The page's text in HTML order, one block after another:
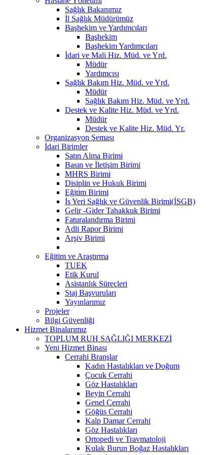
Sağlık Bakanımız
İl Sağlık Müdürümüz
Başhekim ve Yardımcıları
Başhekim
Başhekim Yardımcıları
İdari ve Mali Hiz. Müd. ve Yrd.
Müdür
Yardımcısı
Sağlık Bakım Hiz. Müd. ve Yrd.
Müdür
Sağlık Bakım Hiz. Müd. ve Yrd.
Destek ve Kalite Hiz. Müd. ve Yrd.
Müdür
Destek ve Kalite Hiz. Müd. Yr.
Organizasyon Şeması
İdari Birimler
Satın Alma Birimi
Basın ve İletişim Birimi
MHRS Birimi
Disiplin ve Hukuk Birimi
Eğitim Birimi
İş Yeri Sağlık ve Güvenlik Birimi(İSGB)
Gelir -Gider Tahakkuk Birimi
Faturalandırma Birimi
Adli Rapor Birimi
Arşiv Birimi
Eğitim ve Araştırma
TUEK
Etik Kurul
Asistanlık Süreçleri
Staj Başvuruları
Yayınlarımız
Projeler
Bilgi Güvenliği
Hizmet Binalarımız
TOPLUM RUH SAĞLIĞI MERKEZİ
Yeni Hizmet Binası
Cerrahi Branşlar
Kadın Hastalıkları ve Doğum
Çocuk Cerrahi
Göz Hastalıkları
Beyin Cerrahi
Genel Cerrahi
Göğüs Cerrahi
Kalp Damar Cerrahi
Göz Hastalıkları
Ortopedi ve Travmatoloji
Kulak Burun Boğaz Hastalıkları